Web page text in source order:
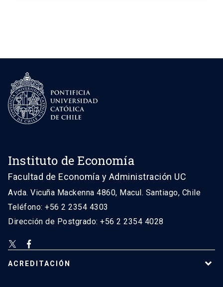
Instituto de Economía
Facultad de Economía y Administración UC
Avda. Vicuña Mackenna 4860, Macul. Santiago, Chile
Teléfono: +56 2 2354 4303
Dirección de Postgrado: +56 2 2354 4028
ACREDITACIÓN